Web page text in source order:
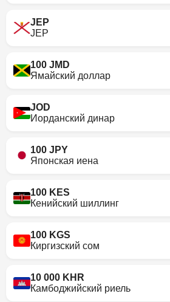
JEP
JEP
100 JMD
Ямайский доллар
JOD
Иорданский динар
100 JPY
Японская иена
100 KES
Кенийский шиллинг
100 KGS
Киргизский сом
10 000 KHR
Камбоджийский риель